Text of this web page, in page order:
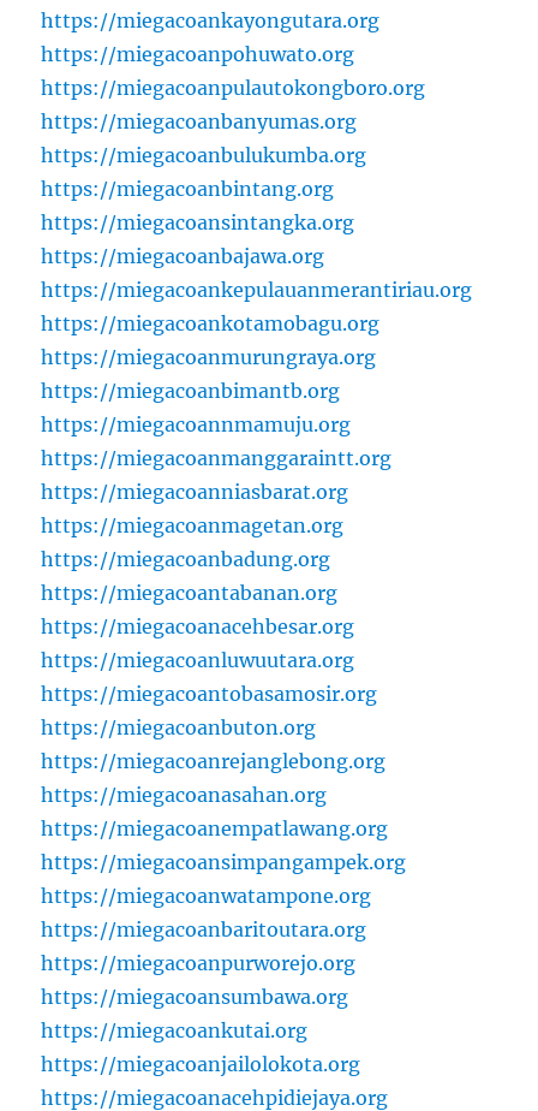
https://miegacoankayongutara.org
https://miegacoanpohuwato.org
https://miegacoanpulautokongboro.org
https://miegacoanbanyumas.org
https://miegacoanbulukumba.org
https://miegacoanbintang.org
https://miegacoansintangka.org
https://miegacoanbajawa.org
https://miegacoankepulauanmerantiriau.org
https://miegacoankotamobagu.org
https://miegacoanmurungraya.org
https://miegacoanbimantb.org
https://miegacoannmamuju.org
https://miegacoanmanggaraintt.org
https://miegacoanniasbarat.org
https://miegacoanmagetan.org
https://miegacoanbadung.org
https://miegacoantabanan.org
https://miegacoanacehbesar.org
https://miegacoanluwuutara.org
https://miegacoantobasamosir.org
https://miegacoanbuton.org
https://miegacoanrejanglebong.org
https://miegacoanasahan.org
https://miegacoanempatlawang.org
https://miegacoansimpangampek.org
https://miegacoanwatampone.org
https://miegacoanbaritoutara.org
https://miegacoanpurworejo.org
https://miegacoansumbawa.org
https://miegacoankutai.org
https://miegacoanjailolokota.org
https://miegacoanacehpidiejaya.org